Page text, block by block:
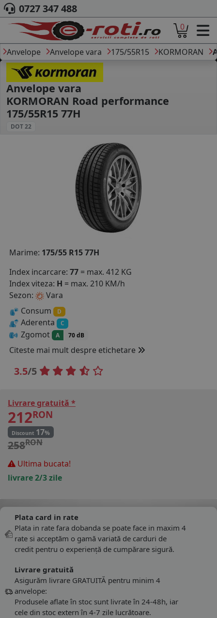
ACASA
DESPRE NOI
ANVELOPE
AUTO
CAMION
MOTO
AGROINDUSTRIALE
CAUTARE DUPA
PRODUCATORI ANVELOPE
MARCA AUTO
BLOG
B2B - COLABORARE COMPANII
CONT
CONTACT
0 PRODUSE)
0727 347 488
0
Anvelope Anvelope vara 175/55R15 KORMORAN
Anvelope vara
KORMORAN Road performance
175/55R15 77H
DOT 22
Marime: 175/55 R15 77H
Index incarcare: 77 = max. 412 KG
Index viteza: H = max. 210 KM/h
Sezon:
Vara
Consum
D
Aderenta C
Zgomot A 70 dB
Citeste mai mult despre etichetare
3.5/5
Livrare gratuită *
212RON
Discount 17%
258RON
Ultima bucata!
livrare 2/3 zile
Plata card in rate
Plata in rate fara dobanda se poate face in maxim 4
rate si acceptăm o gamă variată de carduri de
credit pentru o experiență de cumpărare sigură.
Livrare gratuită
Asigurăm livrare GRATUITĂ pentru minim 4
anvelope:
Produsele aflate în stoc sunt livrate în 24-48h, iar
cele din stoc extern în 4-7 zile lucrătoare.